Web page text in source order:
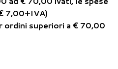
7,00+IVA)
ordini superiori a € 70,00